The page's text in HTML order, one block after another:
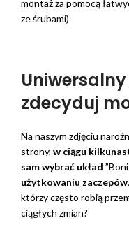
montaż za pomocą
ze śrubami)
zdecyduj
Na naszym zdjęciu
strony, w ciągu
sam wybrać układ
użytkowaniu zaczepów
którzy często robią
ciągłych zmian?